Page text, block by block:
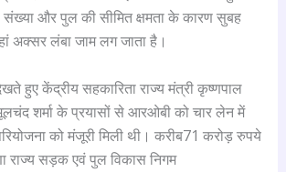
संख्या और पुल की सीमित क्षमता के कारण सुबह
अक्सर लंबा जाम लग जाता है।
हुए केंद्रीय सहकारिता राज्य मंत्री कृष्णपाल
शर्मा के प्रयासों से आरओबी को चार लेन में
को मंजूरी मिली थी। करीब71 करोड़ रुपये
राज्य सड़क एवं पुल विकास निगम